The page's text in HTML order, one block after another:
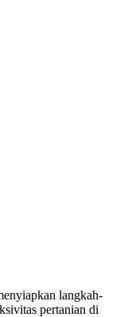
langkah-
pertanian di